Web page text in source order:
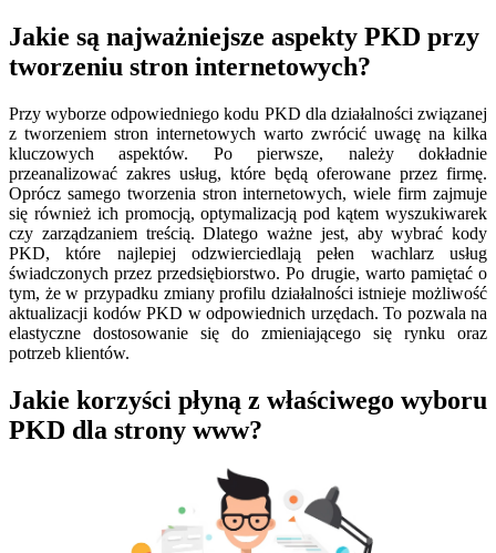
Jakie są najważniejsze aspekty PKD przy
tworzeniu stron internetowych?
Przy wyborze odpowiedniego kodu PKD dla działalności związanej
z tworzeniem stron internetowych warto zwrócić uwagę na kilka
kluczowych aspektów. Po pierwsze, należy dokładnie
przeanalizować zakres usług, które będą oferowane przez firmę.
Oprócz samego tworzenia stron internetowych, wiele firm zajmuje
się również ich promocją, optymalizacją pod kątem wyszukiwarek
czy zarządzaniem treścią. Dlatego ważne jest, aby wybrać kody
PKD, które najlepiej odzwierciedlają pełen wachlarz usług
świadczonych przez przedsiębiorstwo. Po drugie, warto pamiętać o
tym, że w przypadku zmiany profilu działalności istnieje możliwość
aktualizacji kodów PKD w odpowiednich urzędach. To pozwala na
elastyczne dostosowanie się do zmieniającego się rynku oraz
potrzeb klientów.
Jakie korzyści płyną z właściwego wyboru
PKD dla strony www?